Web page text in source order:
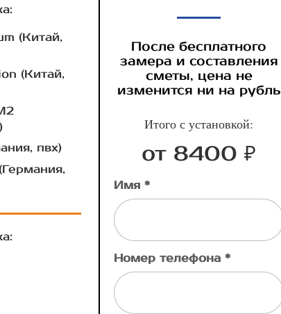
(Китай,
(Китай,
пвх)
После бесплатного
замера и составления
сметы, цена не
изменится ни на рубль
Итого с установкой:
от 8400 ₽
Имя *
Номер телефона *